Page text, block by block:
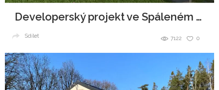
Developerský projekt ve Spáleném Poříčí
0
7122
Sdílet